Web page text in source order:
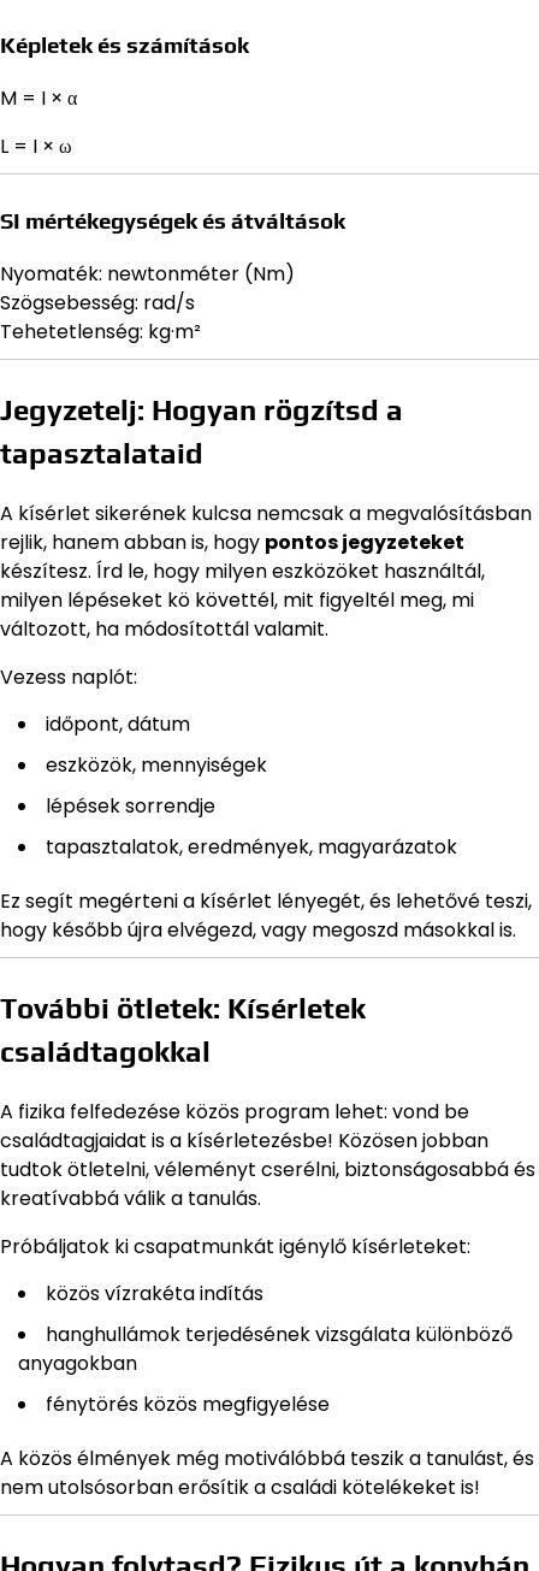
Képletek és számítások
M = I × α
L = I × ω
SI mértékegységek és átváltások
Nyomaték: newtonméter (Nm)
Szögsebesség: rad/s
Tehetetlenség: kg·m²
Jegyzetelj: Hogyan rögzítsd a
tapasztalataid
A kísérlet sikerének kulcsa nemcsak a megvalósításban
rejlik, hanem abban is, hogy pontos jegyzeteket
készítesz. Írd le, hogy milyen eszközöket használtál,
milyen lépéseket kö követtél, mit figyeltél meg, mi
változott, ha módosítottál valamit.
Vezess naplót:
időpont, dátum
eszközök, mennyiségek
lépések sorrendje
tapasztalatok, eredmények, magyarázatok
Ez segít megérteni a kísérlet lényegét, és lehetővé teszi,
hogy később újra elvégezd, vagy megoszd másokkal is.
További ötletek: Kísérletek
családtagokkal
A fizika felfedezése közös program lehet: vond be
családtagjaidat is a kísérletezésbe! Közösen jobban
tudtok ötletelni, véleményt cserélni, biztonságosabbá és
kreatívabbá válik a tanulás.
Próbáljatok ki csapatmunkát igénylő kísérleteket:
közös vízrakéta indítás
hanghullámok terjedésének vizsgálata különböző
anyagokban
fénytörés közös megfigyelése
A közös élmények még motiválóbbá teszik a tanulást, és
nem utolsósorban erősítik a családi kötelékeket is!